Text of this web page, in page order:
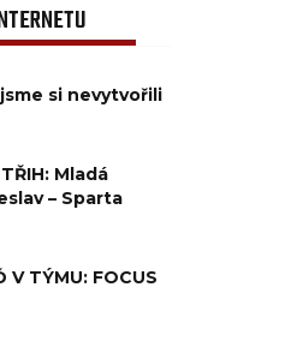
si nevytvořili
Mladá
– Sparta
V TÝMU: FOCUS